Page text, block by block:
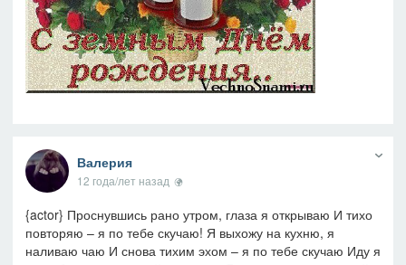
Валерия
12 года/лет назад
{actor} Проснувшись рано утром, глаза я открываю И тихо
повторяю – я по тебе скучаю! Я выхожу на кухню, я
наливаю чаю И снова тихим эхом – я по тебе скучаю Иду я